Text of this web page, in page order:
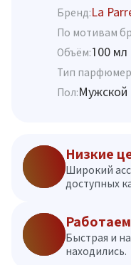
Бренд:La
По мотивам
Объём:100 мл
Тип
Пол:Мужской
Низкие
Широкий
доступных
Быстрая и
находились.